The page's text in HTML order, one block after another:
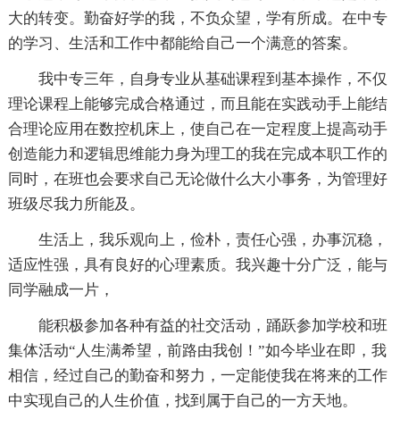
大的转变。勤奋好学的我，不负众望，学有所成。在中专
的学习、生活和工作中都能给自己一个满意的答案。
我中专三年，自身专业从基础课程到基本操作，不仅
理论课程上能够完成合格通过，而且能在实践动手上能结
合理论应用在数控机床上，使自己在一定程度上提高动手
创造能力和逻辑思维能力身为理工的我在完成本职工作的
同时，在班也会要求自己无论做什么大小事务，为管理好
班级尽我力所能及。
生活上，我乐观向上，俭朴，责任心强，办事沉稳，
适应性强，具有良好的心理素质。我兴趣十分广泛，能与
同学融成一片，
能积极参加各种有益的社交活动，踊跃参加学校和班
集体活动“人生满希望，前路由我创！”如今毕业在即，我
相信，经过自己的勤奋和努力，一定能使我在将来的工作
中实现自己的人生价值，找到属于自己的一方天地。